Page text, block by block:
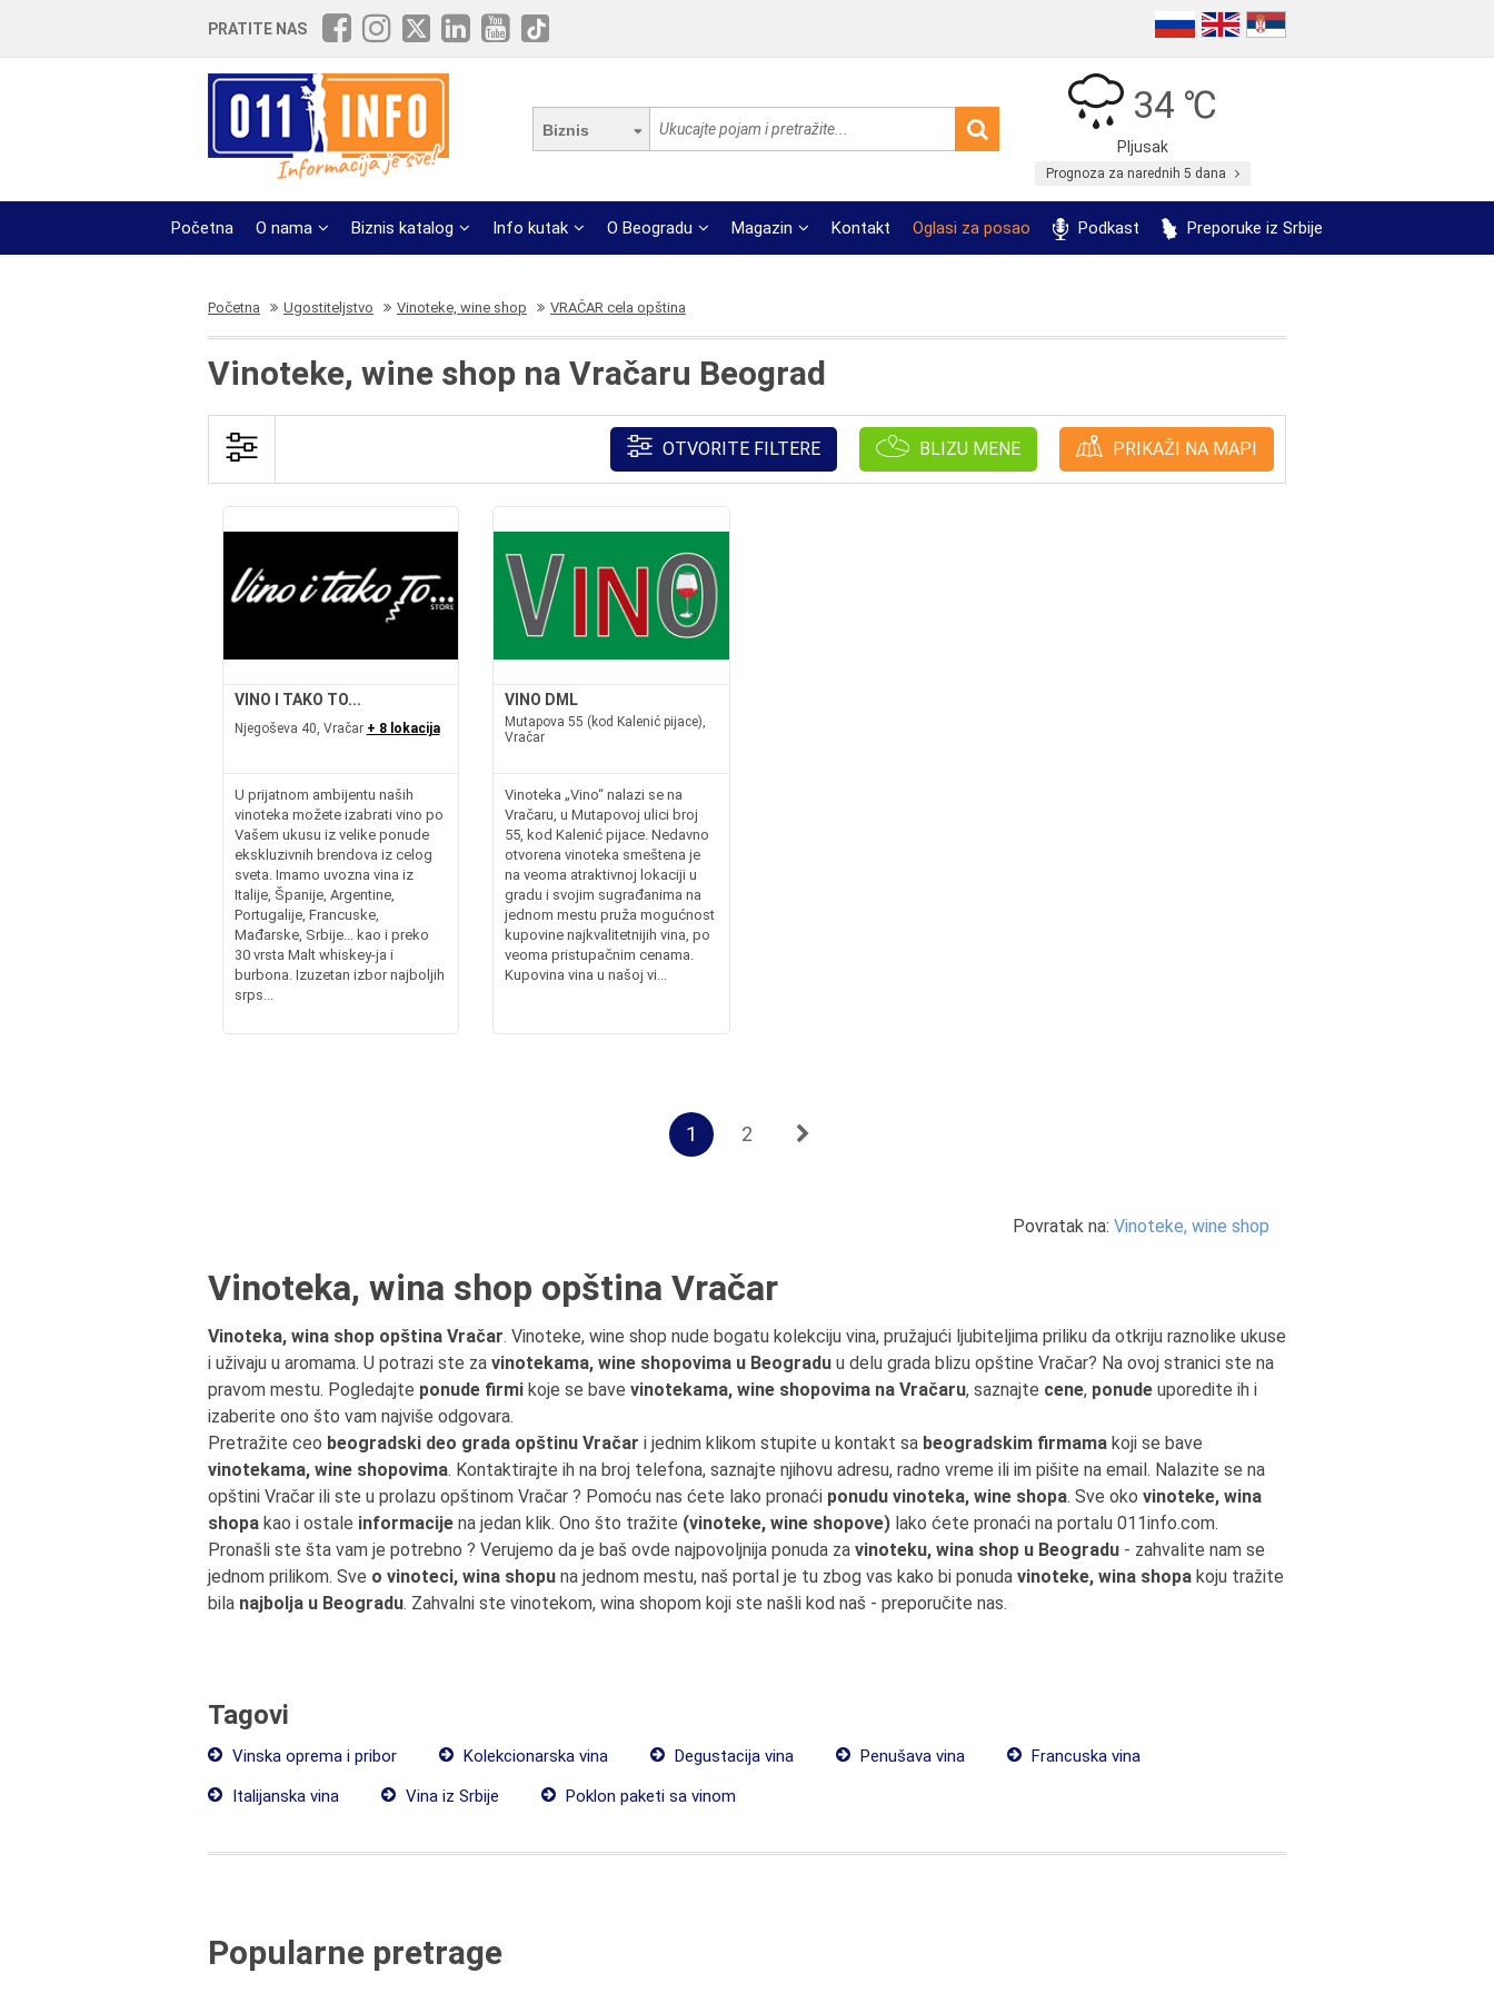
PRATITE NAS
Biznis
34 ℃
Pljusak
Prognoza za narednih 5 dana
Početna O nama Biznis katalog Info kutak O Beogradu Magazin Kontakt Oglasi za posao Podkast Preporuke iz Srbije
Početna Ugostiteljstvo Vinoteke, wine shop VRAČAR cela opština
Vinoteke, wine shop na Vračaru Beograd
OTVORITE FILTERE BLIZU MENE PRIKAŽI NA MAPI
VINO I TAKO TO...
Njegoševa 40, Vračar + 8 lokacija
U prijatnom ambijentu naših
vinoteka možete izabrati vino po
Vašem ukusu iz velike ponude
ekskluzivnih brendova iz celog
sveta. Imamo uvozna vina iz
Italije, Španije, Argentine,
Portugalije, Francuske,
Mađarske, Srbije... kao i preko
30 vrsta Malt whiskey-ja i
burbona. Izuzetan izbor najboljih
srps...
VINO DML
Mutapova 55 (kod Kalenić pijace),
Vračar
Vinoteka „Vino“ nalazi se na
Vračaru, u Mutapovoj ulici broj
55, kod Kalenić pijace. Nedavno
otvorena vinoteka smeštena je
na veoma atraktivnoj lokaciji u
gradu i svojim sugrađanima na
jednom mestu pruža mogućnost
kupovine najkvalitetnijih vina, po
veoma pristupačnim cenama.
Kupovina vina u našoj vi...
1 2
Povratak na: Vinoteke, wine shop
Vinoteka, wina shop opština Vračar
Vinoteka, wina shop opština Vračar. Vinoteke, wine shop nude bogatu kolekciju vina, pružajući ljubiteljima priliku da otkriju raznolike ukuse
i uživaju u aromama. U potrazi ste za vinotekama, wine shopovima u Beogradu u delu grada blizu opštine Vračar? Na ovoj stranici ste na
pravom mestu. Pogledajte ponude firmi koje se bave vinotekama, wine shopovima na Vračaru, saznajte cene, ponude uporedite ih i
izaberite ono što vam najviše odgovara.
Pretražite ceo beogradski deo grada opštinu Vračar i jednim klikom stupite u kontakt sa beogradskim firmama koji se bave
vinotekama, wine shopovima. Kontaktirajte ih na broj telefona, saznajte njihovu adresu, radno vreme ili im pišite na email. Nalazite se na
opštini Vračar ili ste u prolazu opštinom Vračar ? Pomoću nas ćete lako pronaći ponudu vinoteka, wine shopa. Sve oko vinoteke, wina
shopa kao i ostale informacije na jedan klik. Ono što tražite (vinoteke, wine shopove) lako ćete pronaći na portalu 011info.com.
Pronašli ste šta vam je potrebno ? Verujemo da je baš ovde najpovoljnija ponuda za vinoteku, wina shop u Beogradu - zahvalite nam se
jednom prilikom. Sve o vinoteci, wina shopu na jednom mestu, naš portal je tu zbog vas kako bi ponuda vinoteke, wina shopa koju tražite
bila najbolja u Beogradu. Zahvalni ste vinotekom, wina shopom koji ste našli kod naš - preporučite nas.
Tagovi
Vinska oprema i pribor Kolekcionarska vina Degustacija vina Penušava vina
Francuska vina
Italijanska vina
Vina iz Srbije Poklon paketi sa vinom
Popularne pretrage